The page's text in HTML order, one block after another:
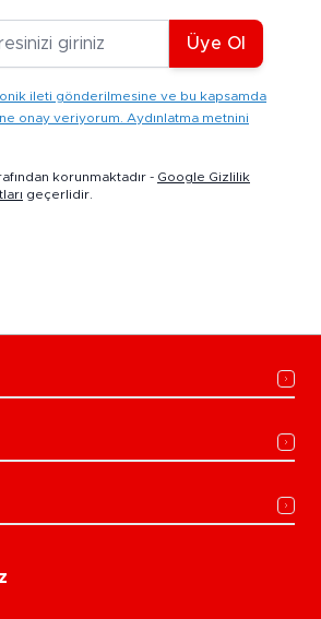
E-posta Adresiniz
Üye Ol
ileti gönderilmesine ve bu kapsamda
onay veriyorum. Aydınlatma metnini
korunmaktadır - Google Gizlilik
geçerlidir.